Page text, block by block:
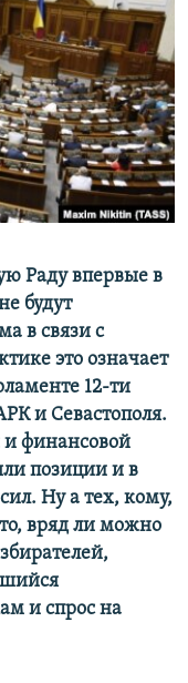
Раду впервые в
будут
в связи с
это означает
12-ти
и Севастополя.
финансовой
позиции и в
Ну а тех, кому,
вряд ли можно
и спрос на